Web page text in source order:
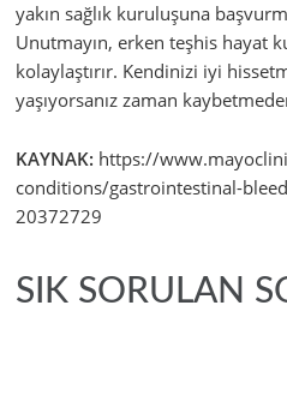
yakın sağlık kuruluşuna
Unutmayın, erken teşhis hayat
kolaylaştırır. Kendinizi iyi
yaşıyorsanız zaman
KAYNAK: https://
conditions/gastrointestinal-
20372729
SIK SORULAN